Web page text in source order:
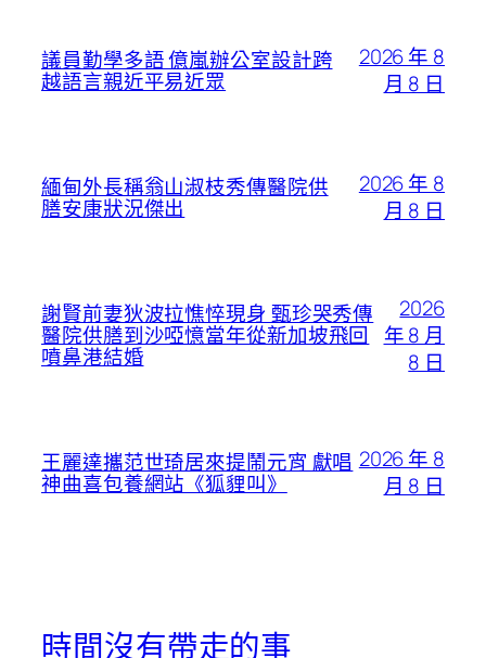
議員勤學多語 億嵐辦公室設計跨
越語言親近平易近眾
2026 年 8
月 8 日
緬甸外長稱翁山淑枝秀傳醫院供
膳安康狀況傑出
2026 年 8
月 8 日
謝賢前妻狄波拉憔悴現身 甄珍哭秀傳
醫院供膳到沙啞憶當年從新加坡飛回
噴鼻港結婚
2026
年 8 月
8 日
王麗達攜范世琦居來提鬧元宵 獻唱
神曲喜包養網站《狐貍叫》
2026 年 8
月 8 日
時間沒有帶走的事